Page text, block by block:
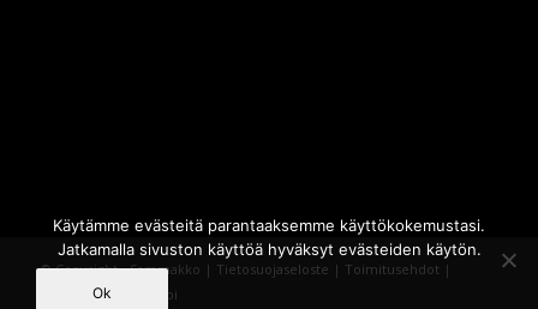
© Copyright - Sammakko | Tietosuojaseloste | Toimitusehdot |
Powered by
iQWebbi
Käytämme evästeitä parantaaksemme käyttökokemustasi.
Jatkamalla sivuston käyttöä hyväksyt evästeiden käytön.
Ok